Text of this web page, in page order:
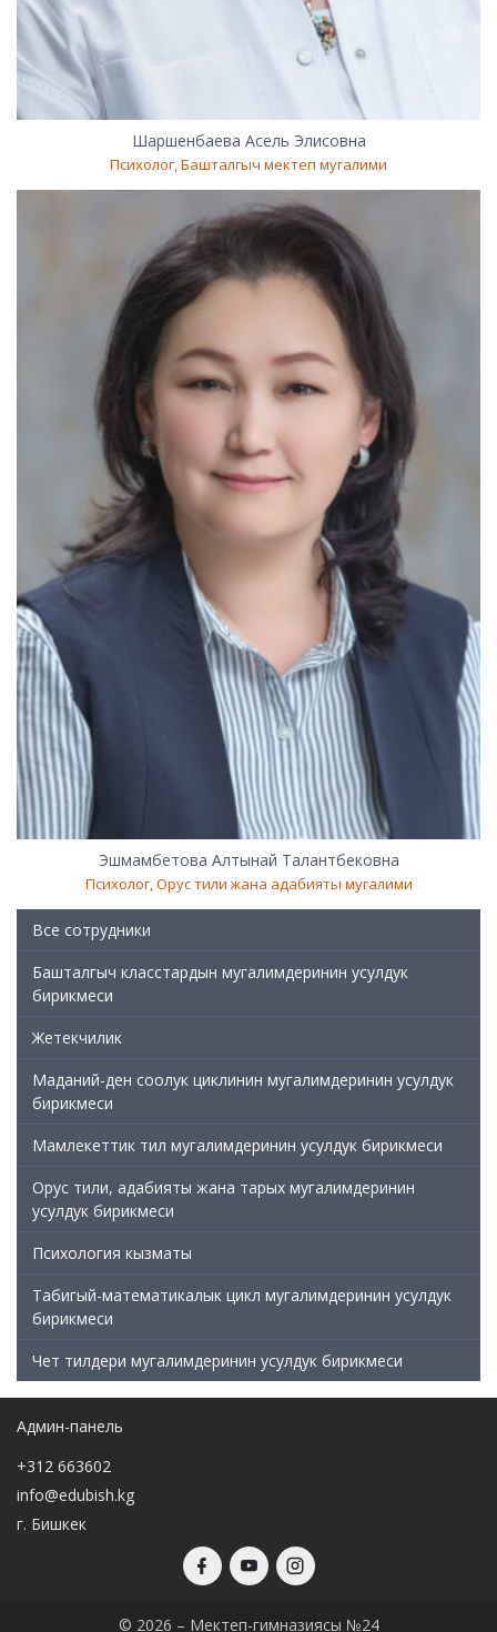
Шаршенбаева Асель Элисовна
Психолог, Башталгыч мектеп мугалими
Эшмамбетова Алтынай Талантбековна
Психолог, Орус тили жана адабияты мугалими
Все сотрудники
Башталгыч класстардын мугалимдеринин усулдук
бирикмеси
Жетекчилик
Маданий-ден соолук циклинин мугалимдеринин усулдук
бирикмеси
Мамлекеттик тил мугалимдеринин усулдук бирикмеси
Орус тили, адабияты жана тарых мугалимдеринин
усулдук бирикмеси
Психология кызматы
Табигый-математикалык цикл мугалимдеринин усулдук
бирикмеси
Чет тилдери мугалимдеринин усулдук бирикмеси
Админ-панель
+312 663602
info@edubish.kg
г. Бишкек
© 2026 – Мектеп-гимназиясы №24